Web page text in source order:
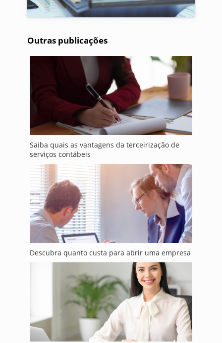
Outras publicações
Saiba quais as vantagens da terceirização de
serviços contábeis
Descubra quanto custa para abrir uma empresa